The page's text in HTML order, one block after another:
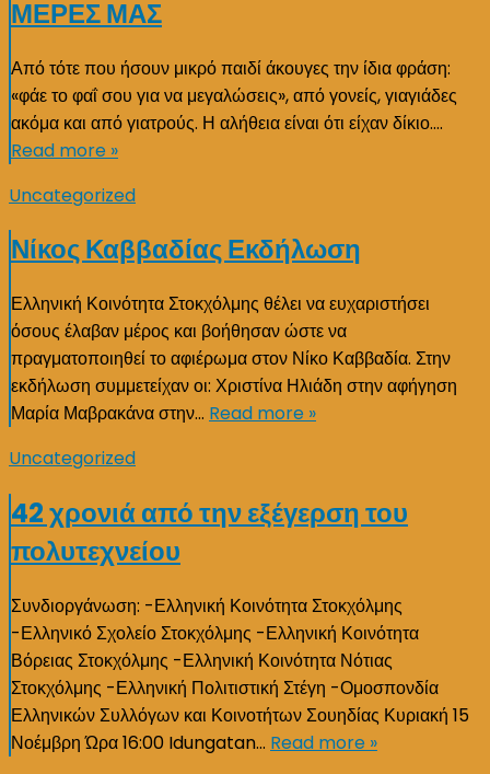
ΜΕΡΕΣ ΜΑΣ
Από τότε που ήσουν μικρό παιδί άκουγες την ίδια φράση:
«φάε το φαΐ σου για να μεγαλώσεις», από γονείς, γιαγιάδες
ακόμα και από γιατρούς. Η αλήθεια είναι ότι είχαν δίκιο….
Read more »
Uncategorized
Νίκος Καββαδίας Εκδήλωση
Ελληνική Κοινότητα Στοκχόλμης θέλει να ευχαριστήσει
όσους έλαβαν μέρος και βοήθησαν ώστε να
πραγματοποιηθεί το αφιέρωμα στον Νίκο Καββαδία. Στην
εκδήλωση συμμετείχαν οι: Χριστίνα Ηλιάδη στην αφήγηση
Μαρία Μαβρακάνα στην… Read more »
Uncategorized
42 χρονιά από την εξέγερση του
πολυτεχνείου
Συνδιοργάνωση: -Ελληνική Κοινότητα Στοκχόλμης
-Ελληνικό Σχολείο Στοκχόλμης -Ελληνική Κοινότητα
Βόρειας Στοκχόλμης -Ελληνική Κοινότητα Νότιας
Στοκχόλμης -Ελληνική Πολιτιστική Στέγη -Ομοσπονδία
Ελληνικών Συλλόγων και Κοινοτήτων Σουηδίας Κυριακή 15
Νοέμβρη Ώρα 16:00 Idungatan… Read more »